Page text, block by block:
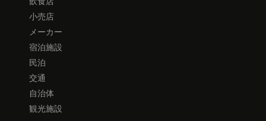
小売店
メーカー
宿泊施設
民泊
交通
自治体
観光施設